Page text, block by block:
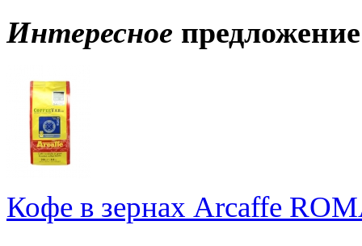
Интересное предложение
Кофе в зернах Arcaffe